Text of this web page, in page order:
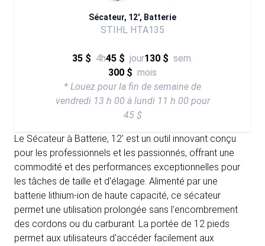
Sécateur, 12', Batterie
STIHL HTA135
35 $ 4h45 $ jour130 $ sem.
300 $ mois
* Louez pour la fin de semaine de
vendredi 13 h 00 à lundi 11 h 00 pour
45 $
Le Sécateur à Batterie, 12' est un outil innovant conçu
pour les professionnels et les passionnés, offrant une
commodité et des performances exceptionnelles pour
les tâches de taille et d'élagage. Alimenté par une
batterie lithium-ion de haute capacité, ce sécateur
permet une utilisation prolongée sans l'encombrement
des cordons ou du carburant. La portée de 12 pieds
permet aux utilisateurs d'accéder facilement aux